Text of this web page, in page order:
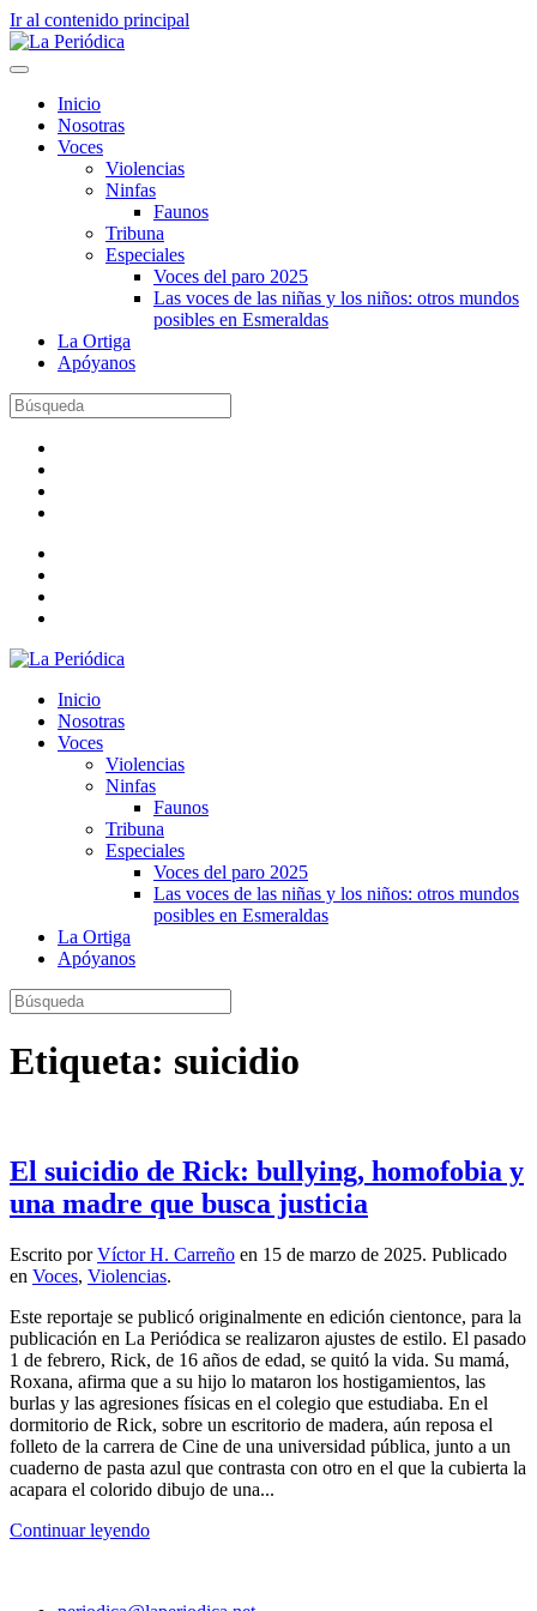
Ir al contenido principal
Inicio
Nosotras
Voces
Violencias
Ninfas
Faunos
Tribuna
Especiales
Voces del paro 2025
Las voces de las niñas y los niños: otros mundos
posibles en Esmeraldas
La Ortiga
Apóyanos
Inicio
Nosotras
Voces
Violencias
Ninfas
Faunos
Tribuna
Especiales
Voces del paro 2025
Las voces de las niñas y los niños: otros mundos
posibles en Esmeraldas
La Ortiga
Apóyanos
Etiqueta: suicidio
El suicidio de Rick: bullying, homofobia y
una madre que busca justicia
Escrito porVíctor H. Carreño en 15 de marzo de 2025. Publicado
en Voces, Violencias.
Este reportaje se publicó originalmente en edición cientonce, para la
publicación en La Periódica se realizaron ajustes de estilo. El pasado
1 de febrero, Rick, de 16 años de edad, se quitó la vida. Su mamá,
Roxana, afirma que a su hijo lo mataron los hostigamientos, las
burlas y las agresiones físicas en el colegio que estudiaba. En el
dormitorio de Rick, sobre un escritorio de madera, aún reposa el
folleto de la carrera de Cine de una universidad pública, junto a un
cuaderno de pasta azul que contrasta con otro en el que la cubierta la
acapara el colorido dibujo de una...
Continuar leyendo